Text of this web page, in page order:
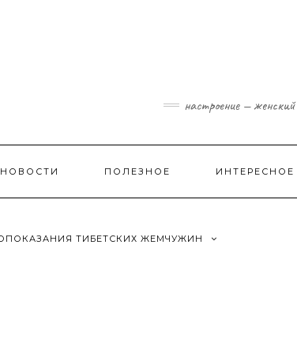
настроение — женский
НОВОСТИ ПОЛЕЗНОЕ ИНТЕРЕСНОЕ
ТИБЕТСКИХ ЖЕМЧУЖИН